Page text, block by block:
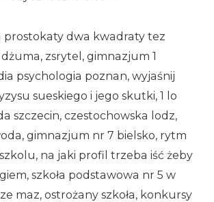
prostokaty dwa kwadraty tez
zsrytel, gimnazjum 1
psychologia poznan, wyjaśnij
sueskiego i jego skutki, 1 lo
szczecin, czestochowska lodz,
gimnazjum nr 7 bielsko, rytm
na jaki profil trzeba iść żeby
szkoła podstawowa nr 5 w
maz, ostrożany szkoła, konkursy